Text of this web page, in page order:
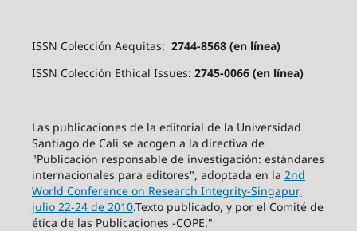
ISSN Colección Aequitas: 2744-8568 (en línea)
ISSN Colección Ethical Issues: 2745-0066 (en línea)
Las publicaciones de la editorial de la Universidad
Santiago de Cali se acogen a la directiva de
"Publicación responsable de investigación: estándares
internacionales para editores", adoptada en la 2nd
World Conference on Research Integrity-Singapur,
julio 22-24 de 2010.Texto publicado, y por el Comité de
ética de las Publicaciones -COPE."